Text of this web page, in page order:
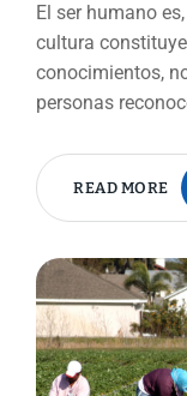
El ser humano
cultura
conocimientos,
personas
READ MORE